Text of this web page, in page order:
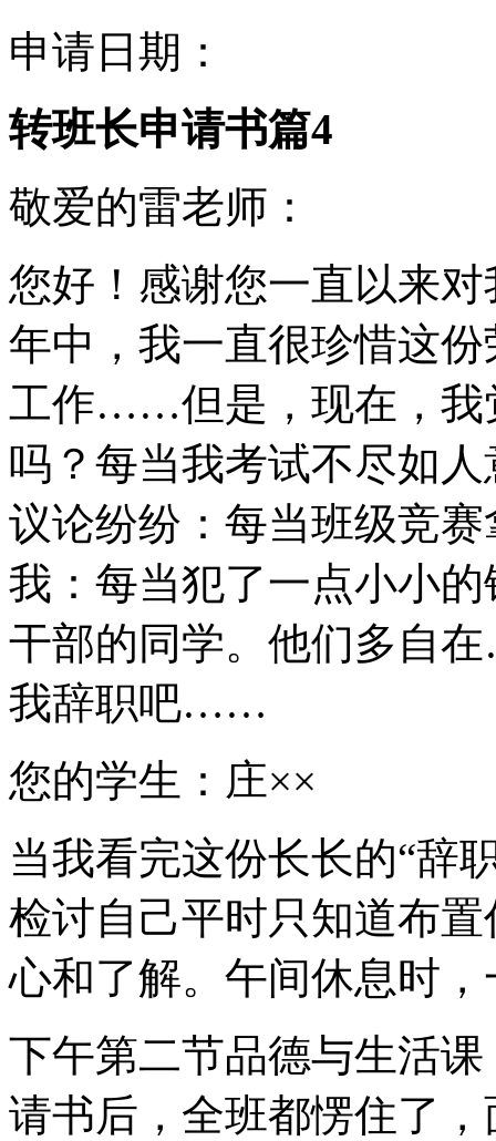
申请日期：
转班长申请书篇4
敬爱的雷老师：
您好！感谢您一直以来
年中，我一直很珍惜这
工作……但是，现在，我
吗？每当我考试不尽如
议论纷纷：每当班级竞
我：每当犯了一点小小
干部的同学。他们多自
我辞职吧……
您的学生：庄××
当我看完这份长长的“辞
检讨自己平时只知道布
心和了解。午间休息时
下午第二节品德与生活
请书后，全班都愣住了